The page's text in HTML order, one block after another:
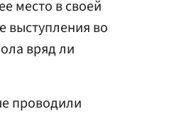
место в своей
выступления во
вряд ли
проводили